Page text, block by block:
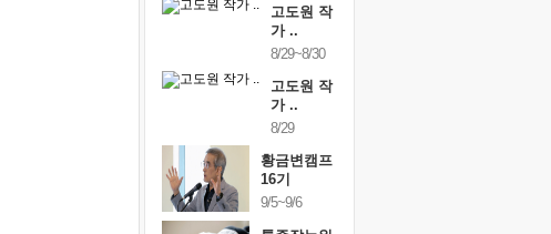
고도원 작
가 ..
8/29~8/30
고도원 작
가 ..
8/29
황금변캠프
16기
9/5~9/6